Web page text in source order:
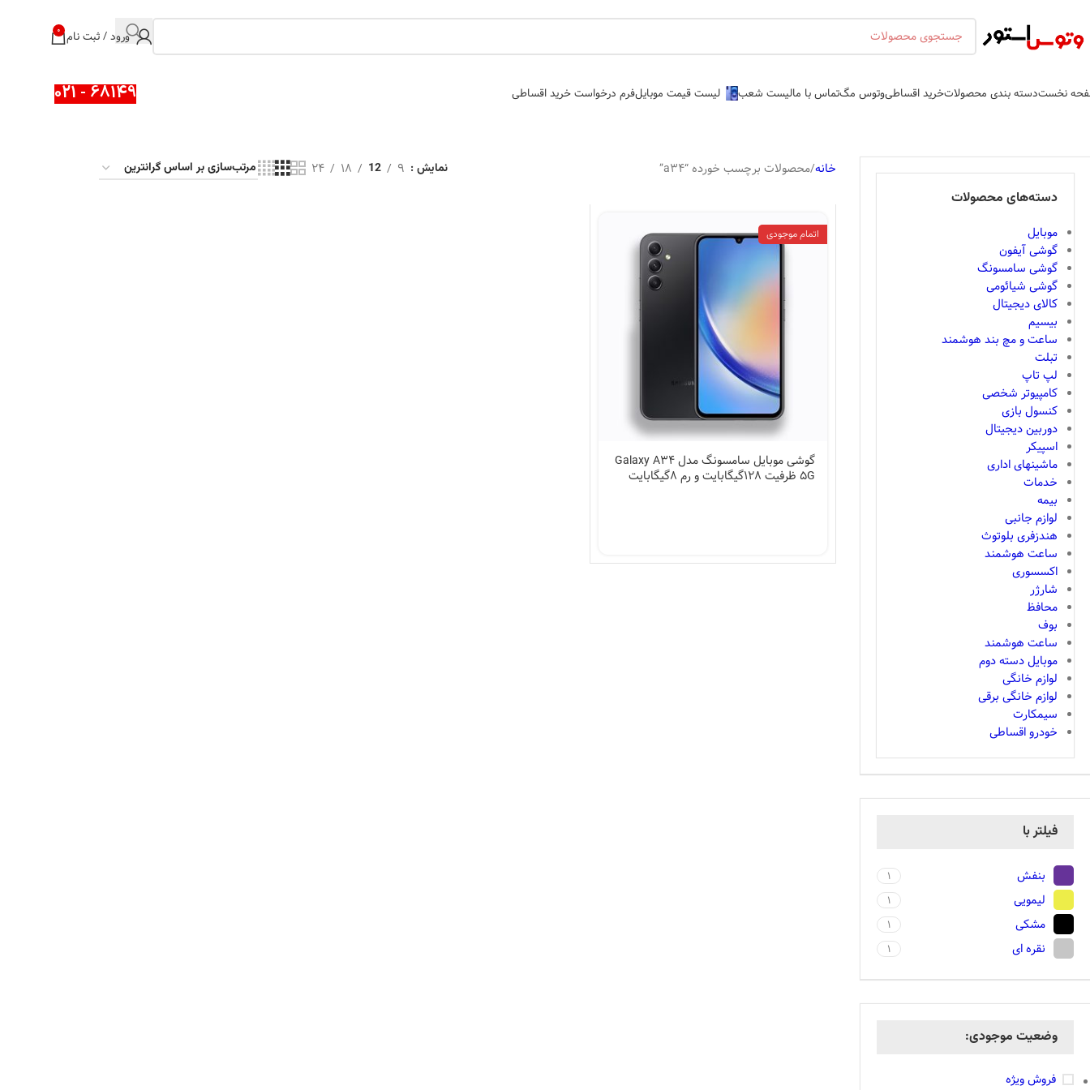
ورود / ثبت نام 0
نخستدسته بندی محصولاتخرید اقساطیوتوس مگتماس با مالیست شعب لیست قیمت موبایلفرم درخواست خرید اقساطی 68149 - 021
دسته‌های محصولات
موبایل
گوشی آیفون
گوشی سامسونگ
گوشی شیائومی
کالای دیجیتال
بیسیم
ساعت و مچ بند هوشمند
تبلت
لپ تاپ
کامپیوتر شخصی
کنسول بازی
دوربین دیجیتال
اسپیکر
ماشینهای اداری
خدمات
بیمه
لوازم جانبی
هندزفری بلوتوث
ساعت هوشمند
اکسسوری
شارژر
محافظ
بوف
ساعت هوشمند
موبایل دسته دوم
لوازم خانگی
لوازم خانگی برقی
سیمکارت
خودرو اقساطی
فیلتر با
بنفش 1
لیمویی 1
مشکی 1
نقره ای 1
وضعیت موجودی:
فروش ویژه
خانه محصولات برچسب خورده “a34” نمایش 9
12
18
24
اتمام موجودی
گوشی موبایل سامسونگ مدل Galaxy A34
5G ظرفیت 128گیگابایت و رم 8گیگابایت